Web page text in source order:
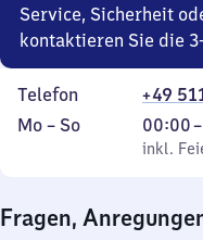
Service, Sicherheit
kontaktieren Sie die
Telefon
+49
Montag
Mo – So,
inkl. Feiertage
00:00–
Von
0
0
inkl.
Fragen,